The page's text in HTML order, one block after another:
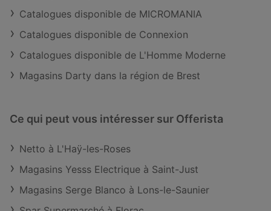
Catalogues disponible de MICROMANIA
Catalogues disponible de Connexion
Catalogues disponible de L'Homme Moderne
Magasins Darty dans la région de Brest
Ce qui peut vous intéresser sur Offerista
Netto à L'Haÿ-les-Roses
Magasins Yesss Electrique à Saint-Just
Magasins Serge Blanco à Lons-le-Saunier